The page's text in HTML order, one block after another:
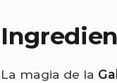
La magia de la